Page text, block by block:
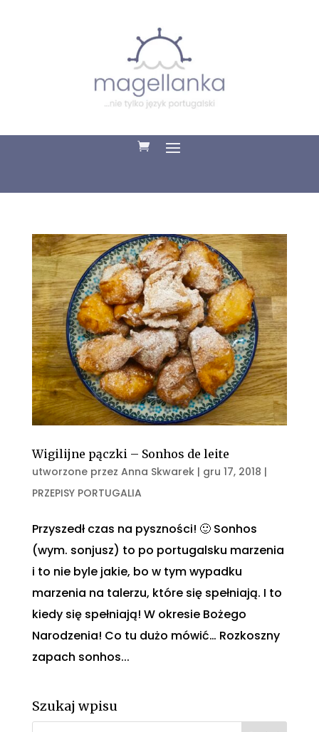
Wigilijne pączki – Sonhos de leite
utworzone przez Anna Skwarek| gru 17, 2018 |
PRZEPISY PORTUGALIA
Przyszedł czas na pyszności! 🙂 Sonhos
(wym. sonjusz) to po portugalsku marzenia
i to nie byle jakie, bo w tym wypadku
marzenia na talerzu, które się spełniają. I to
kiedy się spełniają! W okresie Bożego
Narodzenia! Co tu dużo mówić… Rozkoszny
zapach sonhos...
Szukaj wpisu